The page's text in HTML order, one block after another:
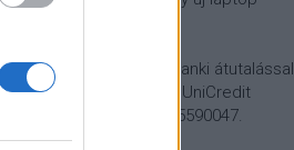
egyszerű banki átutalással
Papp Géza, UniCredit
10918001-00000022-65590047.
Fővárosi Blog